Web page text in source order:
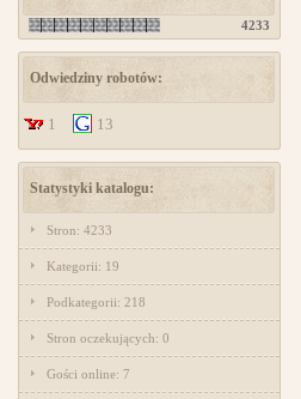
4233
Odwiedziny robotów:
1 13
Statystyki katalogu:
Stron: 4233
Kategorii: 19
Podkategorii: 218
Stron oczekujących: 0
Gości online: 7